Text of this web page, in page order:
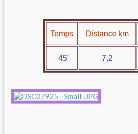
Temps Distance km
45' 7,2